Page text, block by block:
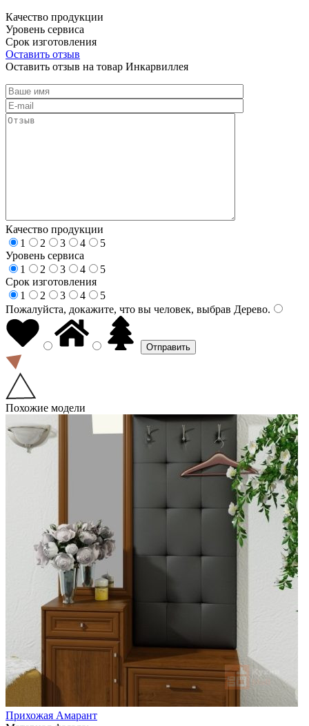
Качество продукции
Уровень сервиса
Срок изготовления
Оставить отзыв
Оставить отзыв на товар Инкарвиллея
Качество продукции
1
2 3 4
5
Уровень сервиса
1
2 3 4
5
Срок изготовления
1
2 3 4
5
Пожалуйста, докажите, что вы человек, выбрав Дерево.
Похожие модели
Прихожая Амарант